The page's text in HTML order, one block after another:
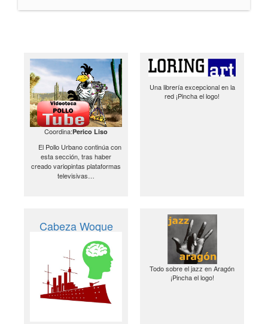
Coordina:Perico Liso
El Pollo Urbano continúa con
esta sección, tras haber
creado variopintas plataformas
televisivas…
Una librería excepcional en la
red ¡Pincha el logo!
Cabeza Woque
Todo sobre el jazz en Aragón
¡Pincha el logo!